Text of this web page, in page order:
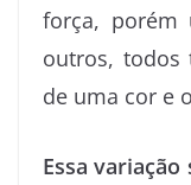
força, porém
outros, todos
de uma cor e
Essa